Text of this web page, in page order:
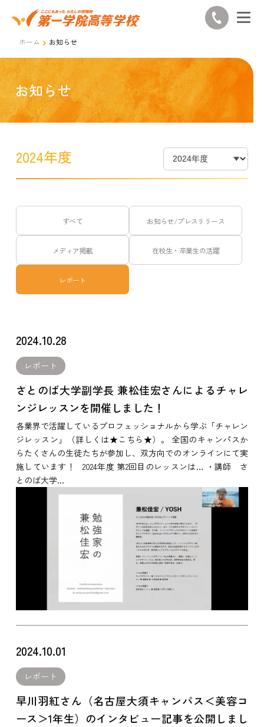
ホーム お知らせ
お知らせ
2024年度
すべて お知らせ/プレスリリース
メディア掲載 在校生・卒業生の活躍
レポート
2024.10.28
レポート
さとのば大学副学長 兼松佳宏さんによるチャレ
ンジレッスンを開催しました！
各業界で活躍しているプロフェッショナルから学ぶ「チャレン
ジレッスン」（詳しくは★こちら★）。 全国のキャンパスか
らたくさんの生徒たちが参加し、双方向でのオンラインにて実
施しています！ 2024年度 第2回目のレッスンは… ・講師 さ
とのば大学...
2024.10.01
レポート
早川羽紅さん（名古屋大須キャンパス＜美容コ
ース＞1年生）のインタビュー記事を公開しまし